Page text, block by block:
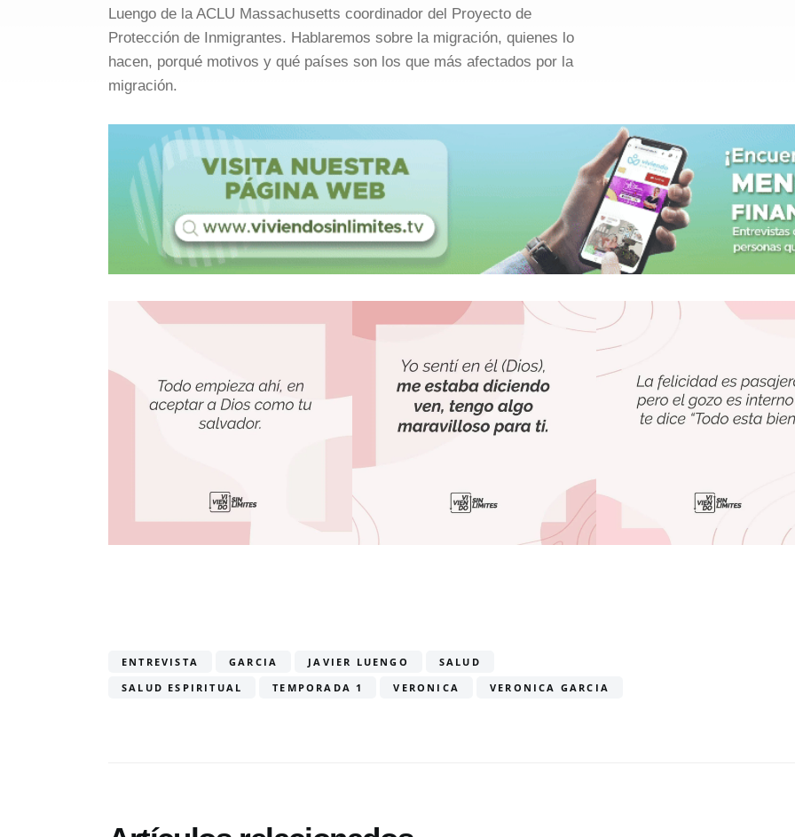
Luengo de la ACLU Massachusetts coordinador del Proyecto de
Protección de Inmigrantes. Hablaremos sobre la migración, quienes lo
hacen, porqué motivos y qué países son los que más afectados por la
migración.
ENTREVISTA GARCIA JAVIER LUENGO
SALUD
SALUD ESPIRITUAL
TEMPORADA 1 VERONICA VERONICA GARCIA